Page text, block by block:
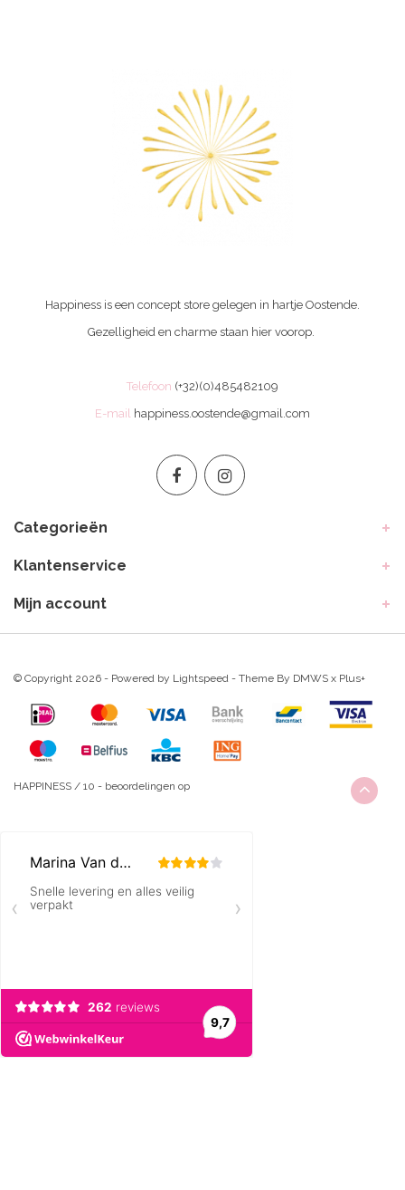
Happiness is een concept store gelegen in hartje Oostende.
Gezelligheid en charme staan hier voorop.
Telefoon (+32)(0)485482109
E-mail happiness.oostende@gmail.com
Categorieën
Klantenservice
Mijn account
© Copyright 2026 - Powered by Lightspeed - Theme By DMWS x Plus+
HAPPINESS / 10 - beoordelingen op